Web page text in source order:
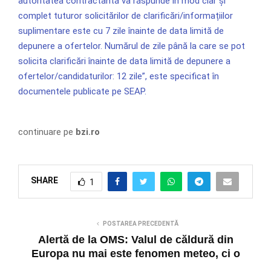
complet tuturor solicitărilor de clarificări/informațiilor
suplimentare este cu 7 zile înainte de data limită de
depunere a ofertelor. Numărul de zile până la care se pot
solicita clarificări înainte de data limită de depunere a
ofertelor/candidaturilor: 12 zile”, este specificat în
documentele publicate pe SEAP.
continuare pe bzi.ro
SHARE 1
POSTAREA PRECEDENTĂ
Alertă de la OMS: Valul de căldură din
Europa nu mai este fenomen meteo, ci o